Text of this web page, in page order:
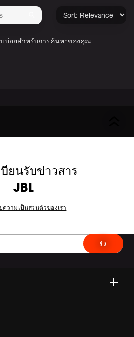
บ่อยสำหรับการค้นหาของคุณ
บียนรับข่าวสาร
JBL
ความเป็นส่วนตัวของเรา
ส่ง